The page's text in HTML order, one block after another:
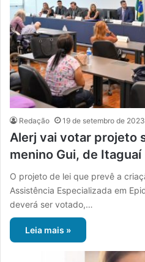
Redação 19 de setembro de 2023
Alerj vai votar projeto
menino Gui, de Itaguaí
O projeto de lei que prevê a
Assistência Especializada em
deverá ser votado,…
Leia mais »